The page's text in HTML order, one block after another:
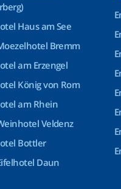
Haus am See
Bremm
am Erzengel
König von Rom
am Rhein
Veldenz
Bottler
Daun